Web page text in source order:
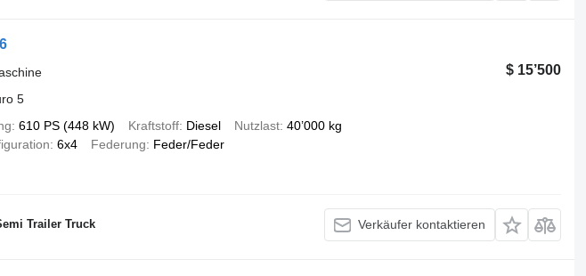
$ 15’500
5
610 PS (448 kW) Kraftstoff Diesel Nutzlast 40’000 kg
6x4 Federung Feder/Feder
Trailer Truck Verkäufer kontaktieren